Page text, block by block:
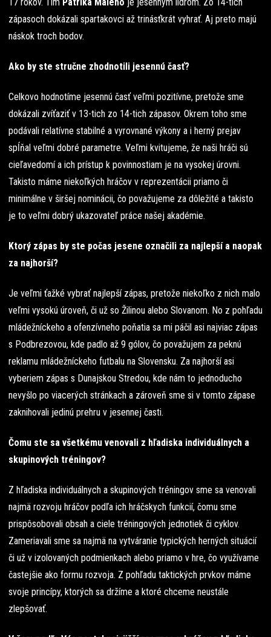
zápasoch dokázali spartakovci až trinásťkrát vyhrať. Aj preto majú
náskok troch bodov.
Ako by ste stručne zhodnotili jesennú časť?
Celkovo hodnotíme jesennú časť veľmi pozitívne, pretože sme
dokázali zvíťaziť v 13-tich zo 14-tich zápasov. Okrem toho sme
podávali relatívne stabilné a vyrovnané výkony a i herný prejav
spĺňal veľmi dobré parametre. Veľmi kvitujeme, že naši hráči sú
cieľavedomí a ich prístup k povinnostiam je na vysokej úrovni.
Takisto máme niekoľkých hráčov v reprezentácii priamo či
minimálne v širšej nominácii, čo považujeme za dôležité a takisto
je to veľmi dobrý ukazovateľ práce našej akadémie.
Ktorý zápas by ste počas jesene označili za najlepší a naopak
za najhorší?
Je veľmi ťažké vybrať najlepší zápas, pretože niekoľko z nich malo
veľmi vysokú úroveň, či už so Žilinou alebo Slovanom. No z pohľadu
mládežníckeho a ofenzívneho poňatia sa mi páčil asi najviac zápas
s Podbrezovou, kde padlo až 9 gólov, čo považujem za peknú
reklamu mládežníckeho futbalu na Slovensku. Za najhorší asi
vyberiem zápas s Dunajskou Stredou, kde nám to jednoducho
nevyšlo po viacerých stránkach a zároveň sme si v tomto zápase
zaknihovali jedinú prehru v jesennej časti.
Čomu ste sa všetkému venovali z hľadiska individuálnych a
skupinových tréningov?
Z hľadiska individuálnych a skupinových tréningov sme sa venovali
najmä rozvoju hráčov podľa ich hráčskych funkcií, čomu sme
prispôsobovali obsah a ciele tréningových jednotiek či cyklov.
Zameriavali sme sa najmä na vytváranie typických herných situácií
či už v izolovaných podmienkach alebo priamo v hre, čo využívame
častejšie ako formu rozvoja. Z pohľadu taktických prvkov máme
svoje princípy, ktorých sa držíme a ktoré chceme neustále
zlepšovať.